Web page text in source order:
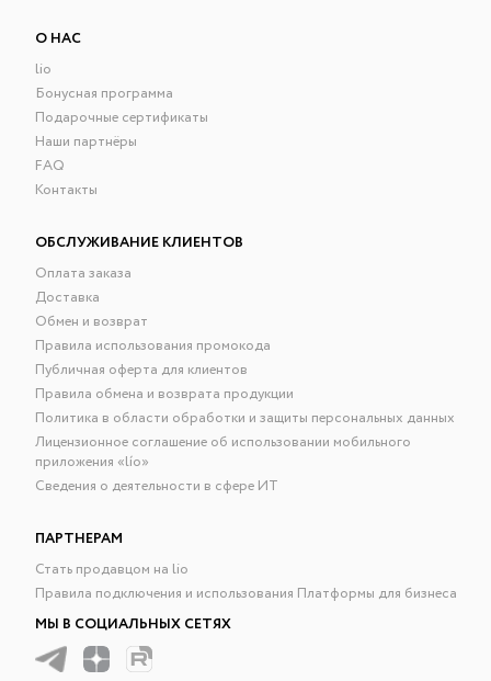
О НАС
lio
Бонусная программа
Подарочные сертификаты
Наши партнёры
FAQ
Контакты
ОБСЛУЖИВАНИЕ КЛИЕНТОВ
Оплата заказа
Доставка
Обмен и возврат
Правила использования промокода
Публичная оферта для клиентов
Правила обмена и возврата продукции
Политика в области обработки и защиты персональных данных
Лицензионное соглашение об использовании мобильного
приложения «lío»
Сведения о деятельности в сфере ИТ
ПАРТНЕРАМ
Стать продавцом на lio
Правила подключения и использования Платформы для бизнеса
МЫ В СОЦИАЛЬНЫХ СЕТЯХ